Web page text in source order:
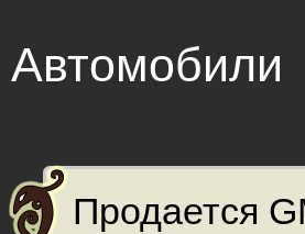
Автомобили
Продается